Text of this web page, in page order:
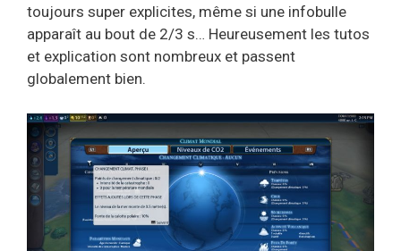
toujours super explicites, même si une infobulle
apparaît au bout de 2/3 s… Heureusement les tutos
et explication sont nombreux et passent
globalement bien.